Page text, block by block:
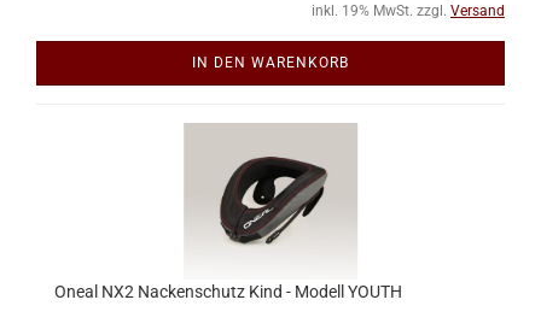
inkl. 19% MwSt. zzgl. Versand
IN DEN WARENKORB
Oneal NX2 Nackenschutz Kind - Modell YOUTH